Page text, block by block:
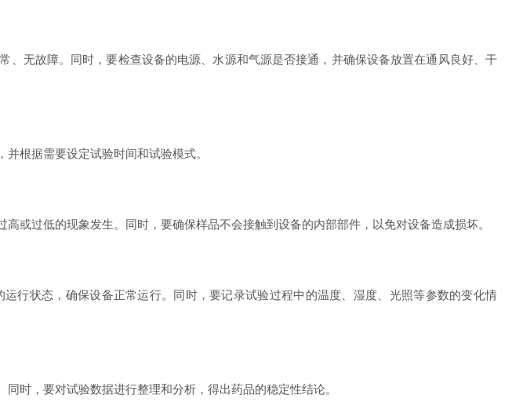
无故障。同时，要检查设备的电源、水源和气源是否接通，并确保设备放置在通风良好、干
根据需要设定试验时间和试验模式。
过低的现象发生。同时，要确保样品不会接触到设备的内部部件，以免对设备造成损坏。
状态，确保设备正常运行。同时，要记录试验过程中的温度、湿度、光照等参数的变化情
，要对试验数据进行整理和分析，得出药品的稳定性结论。